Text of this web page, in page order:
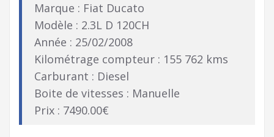
Marque : Fiat Ducato
Modèle : 2.3L D 120CH
Année : 25/02/2008
Kilométrage compteur : 155 762 kms
Carburant : Diesel
Boite de vitesses : Manuelle
Prix : 7490.00€